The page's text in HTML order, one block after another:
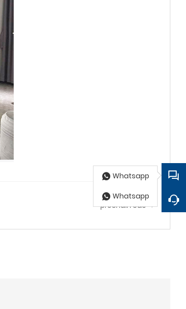
prochain cas →
Whatsapp
Whatsapp